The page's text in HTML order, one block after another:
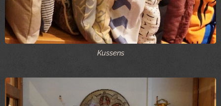
Kussens